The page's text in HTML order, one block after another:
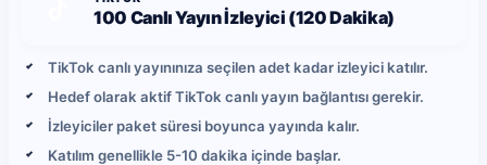
100 Canlı Yayın İzleyici (120 Dakika)
TikTok canlı yayınınıza seçilen adet kadar izleyici katılır.
Hedef olarak aktif TikTok canlı yayın bağlantısı gerekir.
İzleyiciler paket süresi boyunca yayında kalır.
Katılım genellikle 5-10 dakika içinde başlar.